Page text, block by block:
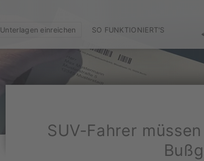
Unterlagen einreichen SO FUNKTIONIERT'S
SUV-Fahrer